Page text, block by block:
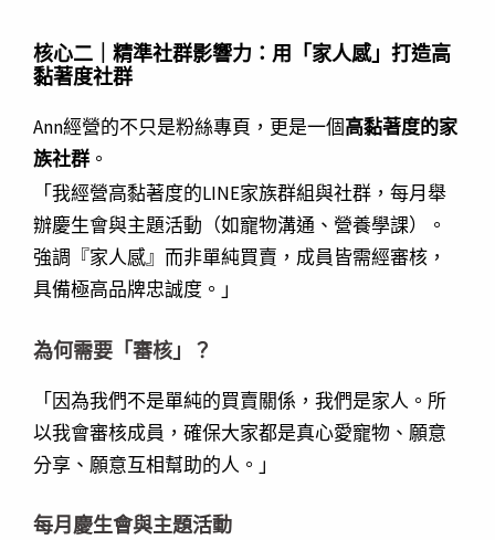
核心二｜精準社群影響力：用「家人感」打造高
黏著度社群
Ann經營的不只是粉絲專頁，更是一個高黏著度的家
族社群 。
「我經營高黏著度的LINE家族群組與社群，每月舉
辦慶生會與主題活動（如寵物溝通、營養學課）。
強調『家人感』而非單純買賣，成員皆需經審核，
具備極高品牌忠誠度。」
為何需要「審核」？
「因為我們不是單純的買賣關係，我們是家人。所
以我會審核成員，確保大家都是真心愛寵物、願意
分享、願意互相幫助的人。」
每月慶生會與主題活動